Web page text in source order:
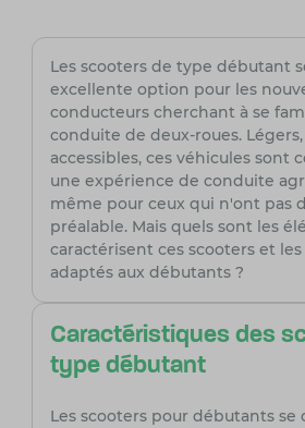
Les scooters de type débutant
excellente option pour les
conducteurs cherchant à se
conduite de deux-roues.
accessibles, ces véhicules sont
une expérience de conduite
même pour ceux qui n'ont pas
préalable. Mais quels sont les
caractérisent ces scooters et
adaptés aux débutants ?
Caractéristiques des
type débutant
Les scooters pour débutants